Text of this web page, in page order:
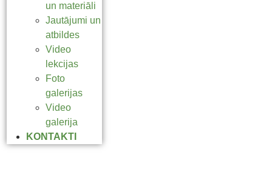
un materiāli
Jautājumi un
atbildes
Video
lekcijas
Foto
galerijas
Video
galerija
KONTAKTI